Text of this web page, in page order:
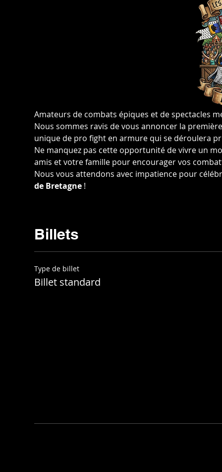
Amateurs de combats épiques et de spectacles
Nous sommes ravis de vous annoncer la
unique de pro fight en armure qui se déroulera
Ne manquez pas cette opportunité de vivre un
amis et votre famille pour encourager vos
Nous vous attendons avec impatience pour
de Bretagne !
Billets
Type de billet
Billet standard